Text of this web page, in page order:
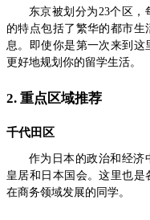
东京被划分为23个区
的特点包括了繁华的都市
息。即使你是第一次来到
更好地规划你的留学生活。
2. 重点区域推荐
千代田区
作为日本的政治和经济
皇居和日本国会。这里也
在商务领域发展的同学。